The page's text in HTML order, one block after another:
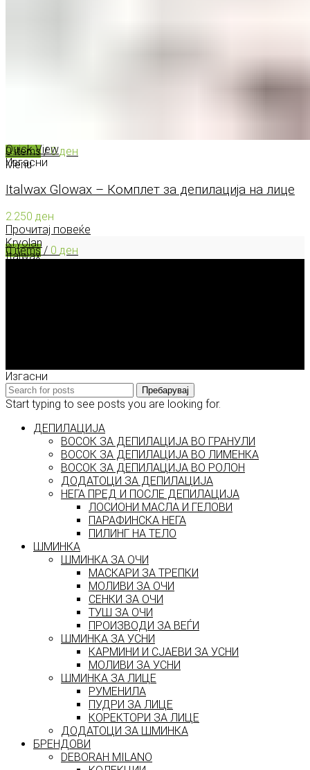
0items / 0ден
Menu
0items / 0 ден
Quick View
Изгасни
Italwax Glowax – Комплет за депилација на лице
2.250 ден
Прочитај повеќе
Kryolan
Italwax
Изгасни
Пребарувај
Start typing to see posts you are looking for.
ДЕПИЛАЦИЈА
ВОСОК ЗА ДЕПИЛАЦИЈА ВО ГРАНУЛИ
ВОСОК ЗА ДЕПИЛАЦИЈА ВО ЛИМЕНКА
ВОСОК ЗА ДЕПИЛАЦИЈА ВО РОЛОН
ДОДАТОЦИ ЗА ДЕПИЛАЦИЈА
НЕГА ПРЕД И ПОСЛЕ ДЕПИЛАЦИЈА
ЛОСИОНИ МАСЛА И ГЕЛОВИ
ПАРАФИНСКА НЕГА
ПИЛИНГ НА ТЕЛО
ШМИНКА
ШМИНКА ЗА ОЧИ
МАСКАРИ ЗА ТРЕПКИ
МОЛИВИ ЗА ОЧИ
СЕНКИ ЗА ОЧИ
ТУШ ЗА ОЧИ
ПРОИЗВОДИ ЗА ВЕЃИ
ШМИНКА ЗА УСНИ
КАРМИНИ И СЈАЕВИ ЗА УСНИ
МОЛИВИ ЗА УСНИ
ШМИНКА ЗА ЛИЦЕ
РУМЕНИЛА
ПУДРИ ЗА ЛИЦЕ
КОРЕКТОРИ ЗА ЛИЦЕ
ДОДАТОЦИ ЗА ШМИНКА
БРЕНДОВИ
DEBORAH MILANO